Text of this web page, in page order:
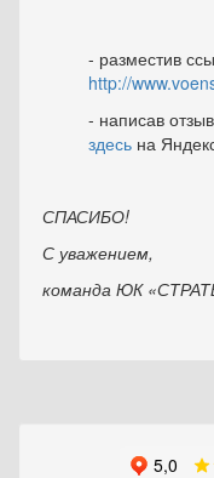
- разместив
http://
- написав
здесьна
СПАСИБО!
С уважением,
команда ЮК